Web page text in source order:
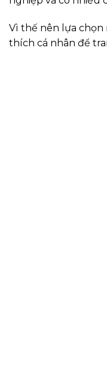
Vì thế nên lựa chọn
thích cá nhân để